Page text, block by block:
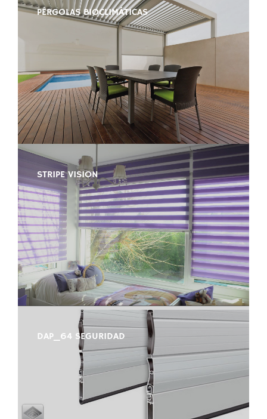
PÉRGOLAS BIOCLIMÁTICAS
STRIPE VISION
DAP_64 SEGURIDAD